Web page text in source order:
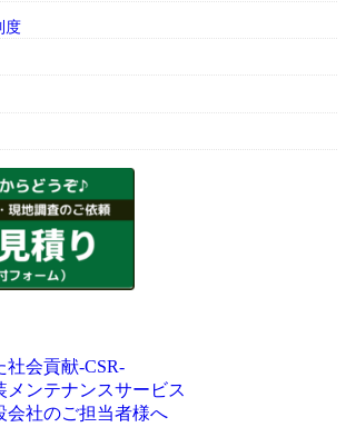
度
社会貢献-CSR-
メンテナンスサービス
会社のご担当者様へ